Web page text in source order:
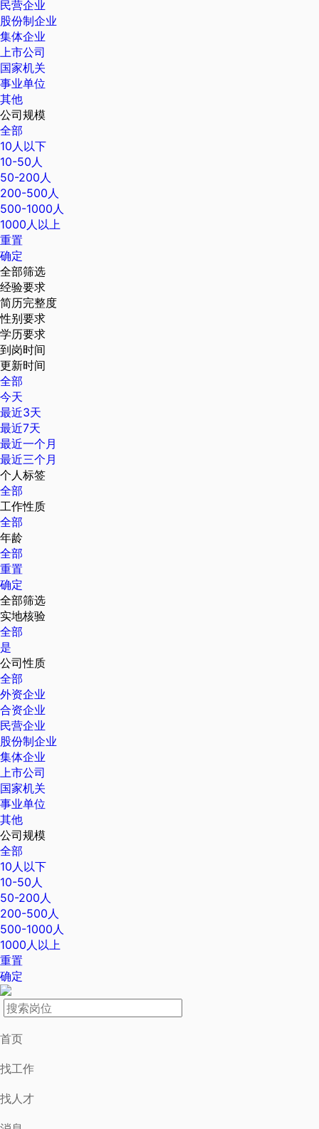
民营企业
股份制企业
集体企业
上市公司
国家机关
事业单位
其他
公司规模
全部
10人以下
10-50人
50-200人
200-500人
500-1000人
1000人以上
重置
确定
全部筛选
经验要求
简历完整度
性别要求
学历要求
到岗时间
更新时间
全部
今天
最近3天
最近7天
最近一个月
最近三个月
个人标签
全部
工作性质
全部
年龄
全部
重置
确定
全部筛选
实地核验
全部
是
公司性质
全部
外资企业
合资企业
民营企业
股份制企业
集体企业
上市公司
国家机关
事业单位
其他
公司规模
全部
10人以下
10-50人
50-200人
200-500人
500-1000人
1000人以上
重置
确定
首页
找工作
找人才